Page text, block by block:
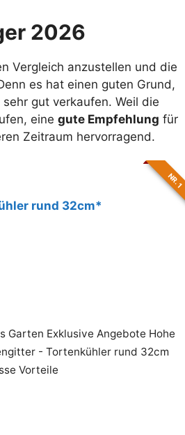
2026
Vergleich anzustellen und die
es hat einen guten Grund,
gut verkaufen. Weil die
eine gute Empfehlung für
Zeitraum hervorragend.
NR. 1
rund 32cm*
Garten Exklusive Angebote Hohe
- Tortenkühler rund 32cm
Vorteile